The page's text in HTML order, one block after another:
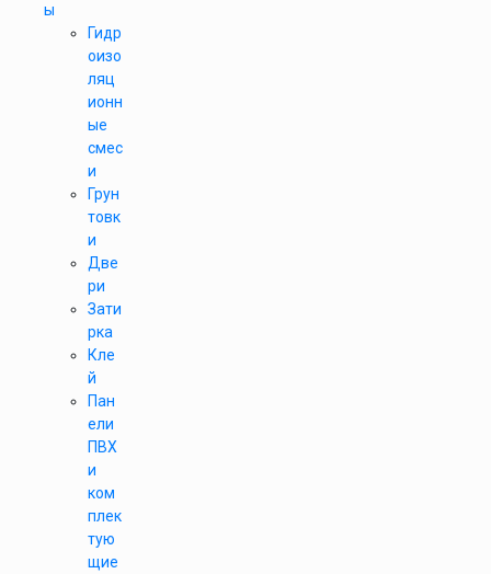
ы
Гидр
оизо
ляц
ионн
ые
смес
и
Грун
товк
и
Две
ри
Зати
рка
Кле
й
Пан
ели
ПВХ
и
ком
плек
тую
щие